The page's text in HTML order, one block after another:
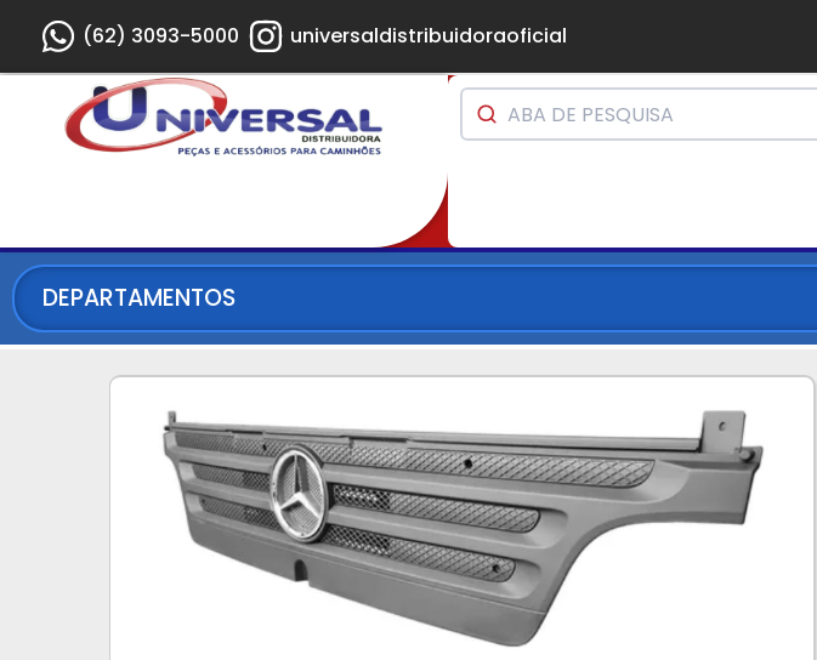
(62) 3093-5000 universaldistribuidoraoficial
DEPARTAMENTOS